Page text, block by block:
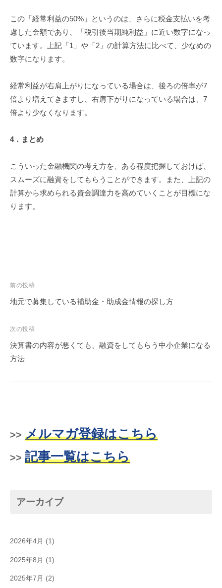
この「経常利益の50%」というのは、さらに税金支払いを考
慮した金額であり、「税引後当期純利益」に近い数字になっ
ています。上記「1」や「2」の計算方法に比べて、少なめの
数字になります。
経常利益が右肩上がりになっている場合は、後ろの倍率が7
倍より増えてきますし、右肩下がりになっている場合は、7
倍より少なくなります。
4．まとめ
こういった金融機関の考え方を、ある程度把握しておけば、
スムーズに融資をしてもらうことができます。また、上記の
計算から求められる資金調達力を高めていくことが目標にな
ります。
前の投稿
地元で募集している補助金・助成金情報の探し方
次の投稿
決算書の内容が悪くても、融資をしてもらう中小企業になる
方法
>> メルマガ登録はこちら
>> 記事一覧はこちら
アーカイブ
2026年4月 (1)
2025年8月 (1)
2025年7月 (2)